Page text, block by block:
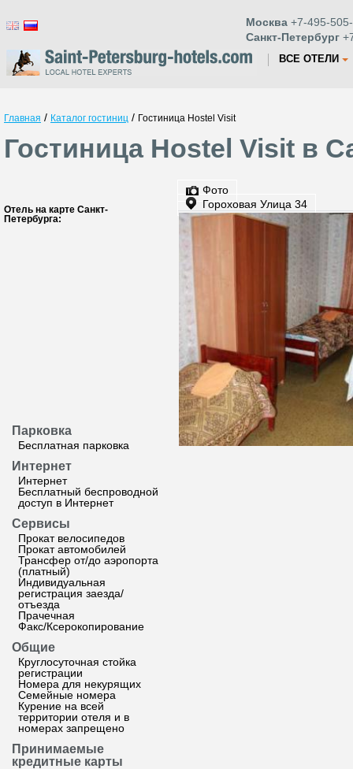
Москва +7-495-
Санкт-Петербург
ВСЕ ОТЕЛИ
Главная / Каталог гостиниц / Гостиница Hostel Visit
Гостиница Hostel Visit в
Отель на карте Санкт-
Петербурга:
Парковка
Бесплатная парковка
Интернет
Интернет
Бесплатный беспроводной
доступ в Интернет
Сервисы
Прокат велосипедов
Прокат автомобилей
Трансфер от/до аэропорта
(платный)
Индивидуальная
регистрация заезда/
отъезда
Прачечная
Факс/Ксерокопирование
Общие
Круглосуточная стойка
регистрации
Номера для некурящих
Семейные номера
Курение на всей
территории отеля и в
номерах запрещено
Принимаемые
кредитные карты
Фото
Гороховая Улица 34